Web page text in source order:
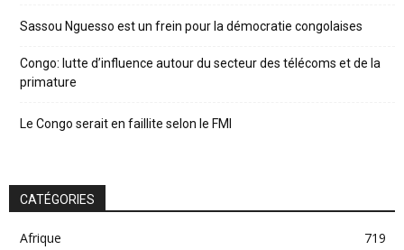
Sassou Nguesso est un frein pour la démocratie congolaises
Congo: lutte d’influence autour du secteur des télécoms et de la
primature
Le Congo serait en faillite selon le FMI
CATÉGORIES
Afrique
719